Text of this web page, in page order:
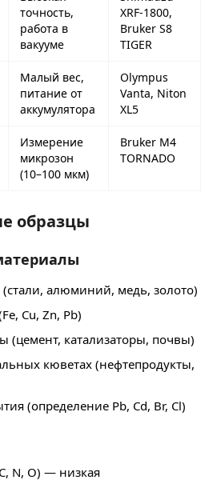
точность,
работа в
вакууме
XRF-1800,
Bruker S8
TIGER
Малый вес,
питание от
аккумулятора
Olympus
Vanta, Niton
XL5
Измерение
микрозон
(10–100 мкм)
Bruker M4
TORNADO
образцы
алюминий, медь, золото)
Cu, Zn, Pb)
(цемент, катализаторы, почвы)
кюветах (нефтепродукты,
(определение Pb, Cd, Br, Cl)
N, O) — низкая